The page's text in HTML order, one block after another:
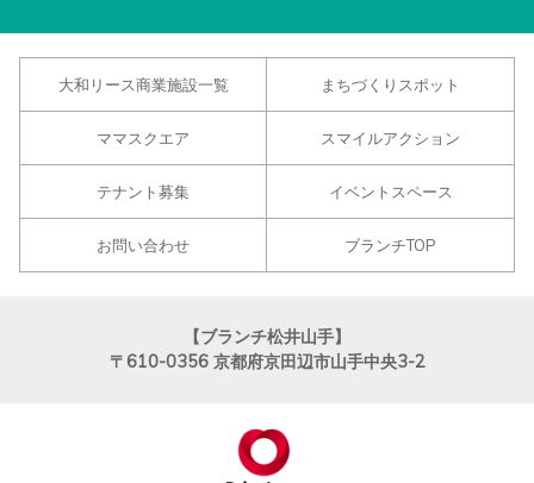
大和リース商業施設一覧 まちづくりスポット
ママスクエア スマイルアクション
テナント募集 イベントスペース
お問い合わせ ブランチTOP
【ブランチ松井山手】
〒610-0356 京都府京田辺市山手中央3-2